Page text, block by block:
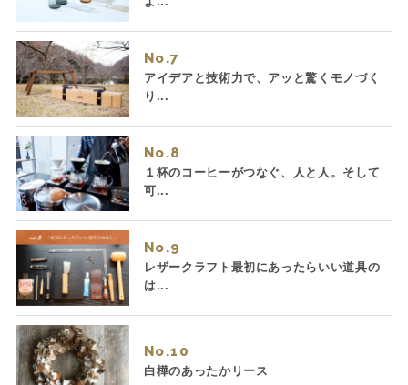
No.
アイデアと技術力で、アッと驚くモノづく
り...
No.
１杯のコーヒーがつなぐ、人と人。そして
可...
No.
レザークラフト最初にあったらいい道具の
は...
No.
白樺のあったかリース